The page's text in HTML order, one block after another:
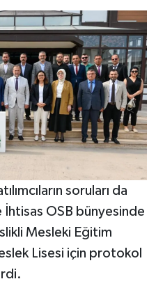
soruları da
İhtisas OSB bünyesinde
Mesleki Eğitim
Lisesi için protokol